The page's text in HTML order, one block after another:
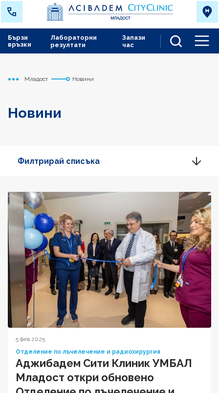
Лабораторни
резултати
Запази
час
Бързи
връзки
Начало
Младост Новини
Новини
Филтрирай списъка
5 фев 2025
Отделение по лъчелечение и радиохирургия
Аджибадем Сити Клиник УМБАЛ
Младост откри обновено